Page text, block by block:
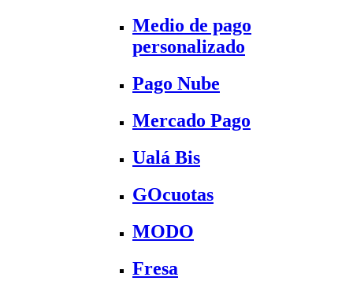
Medio de pago
personalizado
Pago Nube
Mercado Pago
Ualá Bis
GOcuotas
MODO
Fresa